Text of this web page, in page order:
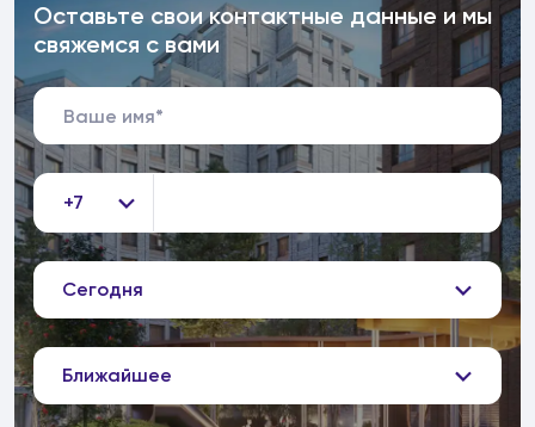
Оставьте свои контактные данные и мы
свяжемся с вами
+7
Сегодня
Ближайшее